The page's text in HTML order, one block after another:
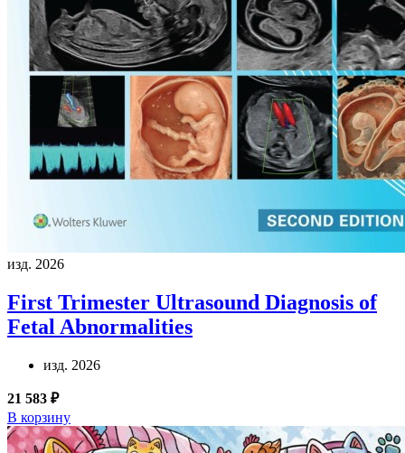
изд. 2026
First Trimester Ultrasound Diagnosis of
Fetal Abnormalities
изд. 2026
21 583 ₽
В корзину